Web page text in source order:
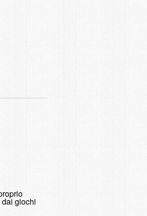
giochi